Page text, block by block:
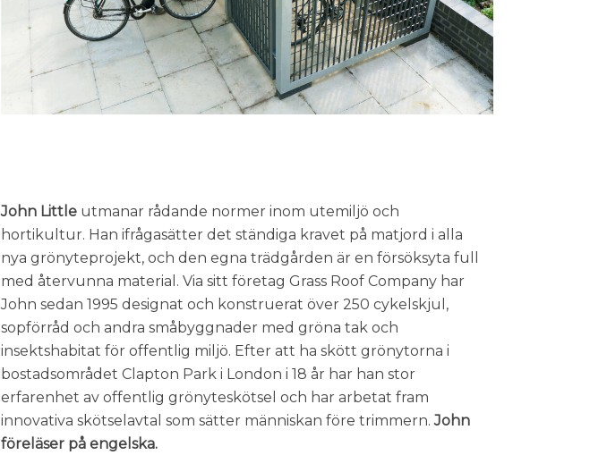
John Little utmanar rådande normer inom utemiljö och
hortikultur. Han ifrågasätter det ständiga kravet på matjord i alla
nya grönyteprojekt, och den egna trädgården är en försöksyta full
med återvunna material. Via sitt företag Grass Roof Company har
John sedan 1995 designat och konstruerat över 250 cykelskjul,
sopförråd och andra småbyggnader med gröna tak och
insektshabitat för offentlig miljö. Efter att ha skött grönytorna i
bostadsområdet Clapton Park i London i 18 år har han stor
erfarenhet av offentlig grönyteskötsel och har arbetat fram
innovativa skötselavtal som sätter människan före trimmern. John
föreläser på engelska.